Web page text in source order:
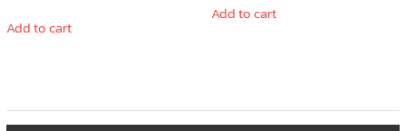
Add to cart
Add to cart